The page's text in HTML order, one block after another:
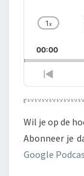
Rate
1x
00:00
Wil je op de
Abonneer je
Google